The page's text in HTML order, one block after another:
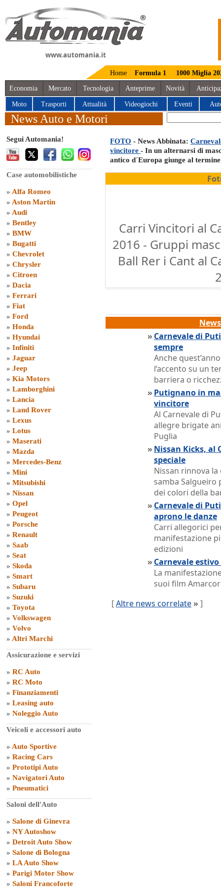
www.automania.it
Home Formula 1 1000 Miglia
Economia Mercato Tecnologia Anteprime Novità
Moto Trasporti Attualità Videogiochi Eventi
News Auto e Motori
Segui Automania!
Case automobilistiche
» Alfa Romeo
» Aston Martin
» Audi
» Bentley
» BMW
» Bugatti
» Chevrolet
» Chrysler
» Citroen
» Dacia
» Ferrari
» Fiat
» Ford
» Honda
» Hyundai
» Infiniti
» Jaguar
» Jeep
» Kia Motors
» Lamborghini
» Lancia
» Land Rover
» Lexus
» Lotus
» Maserati
» Mazda
» Mercedes-Benz
» Mini
» Mitsubishi
» Nissan
» Opel
» Peugeot
» Porsche
» Renault
» Saab
» Seat
» Skoda
» Smart
» Subaru
» Suzuki
» Toyota
» Volkswagen
» Volvo
» Altri Marchi
Assicurazione e servizi
» RC Auto
» RC Moto
» Finanziamenti
» Leasing auto
» Noleggio Auto
Veicoli e accessori auto
» Auto Sportive
» Racing Cars
» Prototipi Auto
» Navigatori Auto
» Pneumatici
Saloni dell'Auto
» Salone di Ginevra
» NY Autoshow
» Detroit Auto Show
» Salone di Bologna
» LA Auto Show
» Parigi Motor Show
» Saloni Francoforte
FOTO - News Abbinata:
vincitore - In un alternarsi di
antico d´Europa giunge al termine
Carri Vincitori al
2016 - Gruppi
Ball Rer i Cant al
» Carnevale di
sempre
Anche
l’accento su un
barriera o
» Putignano in
vincitore
Al Carnevale di
allegre brigate
Puglia
» Nissan Kicks, al
speciale
Nissan rinnova
samba
dei colori della
» Carnevale di
aprono le danze
Carri allegorici
manifestazione
edizioni
» Carnevale
La
suoi film
[Altre news correlate » ]